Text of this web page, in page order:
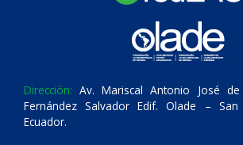
Dirección: Av. Mariscal Antonio José
Fernández Salvador Edif. Olade –
Ecuador.